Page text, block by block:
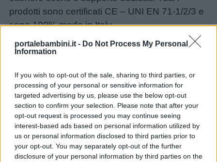
portalebambini.it - Do Not Process My Personal
Information
If you wish to opt-out of the sale, sharing to third parties, or
processing of your personal or sensitive information for
targeted advertising by us, please use the below opt-out
section to confirm your selection. Please note that after your
opt-out request is processed you may continue seeing
interest-based ads based on personal information utilized by
us or personal information disclosed to third parties prior to
your opt-out. You may separately opt-out of the further
disclosure of your personal information by third parties on the
prodotti sono certificati CE – UNI EN 71-1/2/3 e
sono 100% made in Italy.
Attività didattiche coi blocchi
logici
Di seguito vi proponiamo alcune attività
utilizzando in blocchi logici. Gli obiettivi didattici
sono il riconoscimento delle forme e la loro
classificazione.